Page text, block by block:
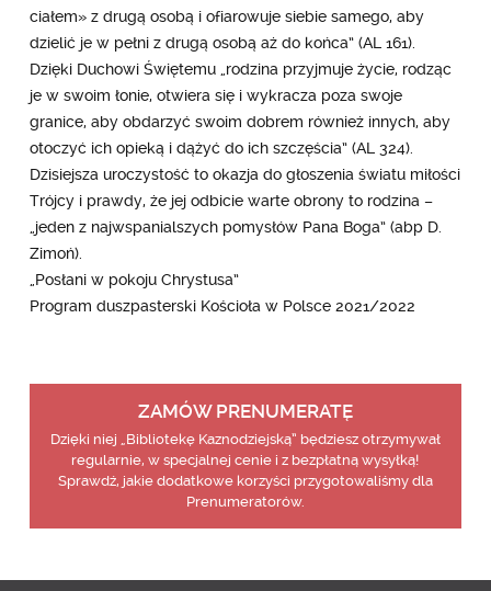
ciałem» z drugą osobą i ofiarowuje siebie samego, aby
dzielić je w pełni z drugą osobą aż do końca” (AL 161).
Dzięki Duchowi Świętemu „rodzina przyjmuje życie, rodząc
je w swoim łonie, otwiera się i wykracza poza swoje
granice, aby obdarzyć swoim dobrem również innych, aby
otoczyć ich opieką i dążyć do ich szczęścia” (AL 324).
Dzisiejsza uroczystość to okazja do głoszenia światu miłości
Trójcy i prawdy, że jej odbicie warte obrony to rodzina –
„jeden z najwspanialszych pomysłów Pana Boga” (abp D.
Zimoń).
„Posłani w pokoju Chrystusa”
Program duszpasterski Kościoła w Polsce 2021/2022
ZAMÓW PRENUMERATĘ
Dzięki niej „Bibliotekę Kaznodziejską” będziesz otrzymywał
regularnie, w specjalnej cenie i z bezpłatną wysyłką!
Sprawdź, jakie dodatkowe korzyści przygotowaliśmy dla
Prenumeratorów.